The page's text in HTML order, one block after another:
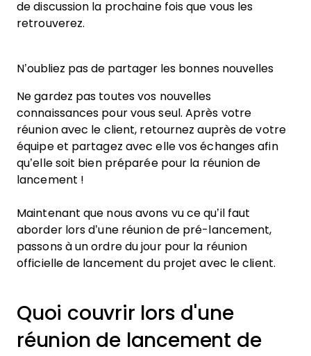
de discussion la prochaine fois que vous les
retrouverez.
N’oubliez pas de partager les bonnes nouvelles
Ne gardez pas toutes vos nouvelles
connaissances pour vous seul. Après votre
réunion avec le client, retournez auprès de votre
équipe et partagez avec elle vos échanges afin
qu’elle soit bien préparée pour la réunion de
lancement !
Maintenant que nous avons vu ce qu’il faut
aborder lors d’une réunion de pré-lancement,
passons à un ordre du jour pour la réunion
officielle de lancement du projet avec le client.
Quoi couvrir lors d'une
réunion de lancement de